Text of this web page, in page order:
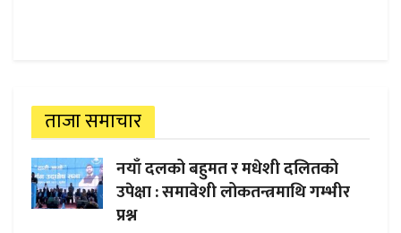
ताजा समाचार
नयाँ दलको बहुमत र मधेशी दलितको
उपेक्षा : समावेशी लोकतन्त्रमाथि गम्भीर
प्रश्न